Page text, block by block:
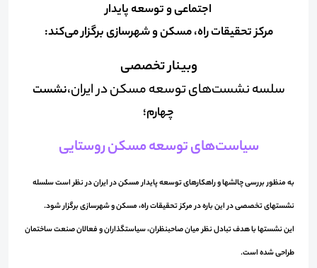
اجتماعی و توسعه پایدار
مرکز تحقیقات راه، مسکن و شهرسازی برگزار می‌کند:
وبینار تخصصی
سلسه نشست‌های توسعه مسکن در ایران،نشست
چهارم؛
سیاست‌های توسعه مسکن روستایی
به منظور بررسی چالشها و راهکارهای توسعه پایدار مسکن در ایران در نظر است سلسله
نشستهای تخصصی در این باره در مرکز تحقیقات راه، مسکن و شهرسازی برگزار شود.
این نشستها با هدف تبادل نظر میان صاحبنظران، سیاستگذاران و فعالان صنعت ساختمان
طراحی شده است.